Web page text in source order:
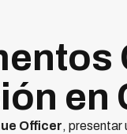
en
Officer, presentar